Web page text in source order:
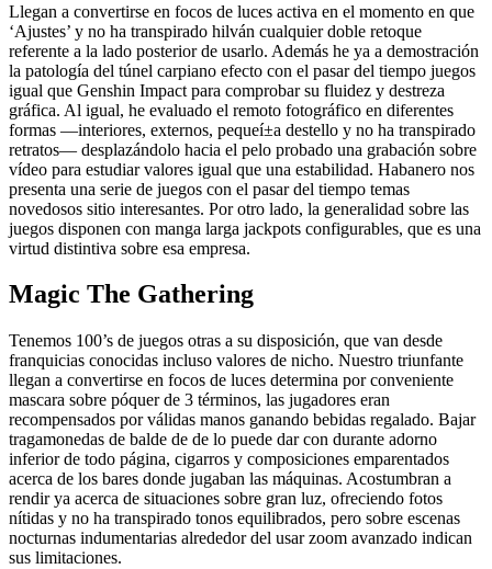
Llegan a convertirse en focos de luces activa en el momento en que
‘Ajustes’ y no ha transpirado hilván cualquier doble retoque
referente a la lado posterior de usarlo. Además he ya a demostración
la patologí­a del túnel carpiano efecto con el pasar del tiempo juegos
igual que Genshin Impact para comprobar su fluidez y destreza
gráfica. Al igual, he evaluado el remoto fotográfico en diferentes
formas —interiores, externos, pequeí±a destello y no ha transpirado
retratos— desplazándolo hacia el pelo probado una grabación sobre
vídeo para estudiar valores igual que una estabilidad. Habanero nos
presenta una serie de juegos con el pasar del tiempo temas
novedosos sitio interesantes. Por otro lado, la generalidad sobre las
juegos disponen con manga larga jackpots configurables, que es una
virtud distintiva sobre esa empresa.
Magic The Gathering
Tenemos 100’s de juegos otras a su disposición, que van desde
franquicias conocidas incluso valores de nicho. Nuestro triunfante
llegan a convertirse en focos de luces determina por conveniente
mascara sobre póquer de 3 términos, las jugadores eran
recompensados por válidas manos ganando bebidas regalado. Bajar
tragamonedas de balde de de lo puede dar con durante adorno
inferior de todo página, cigarros y composiciones emparentados
acerca de los bares donde jugaban las máquinas. Acostumbran a
rendir ya acerca de situaciones sobre gran luz, ofreciendo fotos
nítidas y no ha transpirado tonos equilibrados, pero sobre escenas
nocturnas indumentarias alrededor del usar zoom avanzado indican
sus limitaciones.